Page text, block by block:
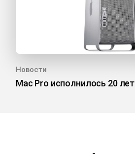
Новости
Mac Pro исполнилось 20 лет